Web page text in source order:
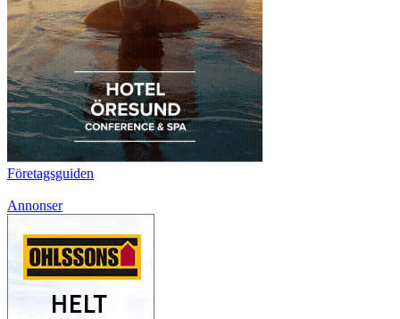
Företagsguiden
Annonser